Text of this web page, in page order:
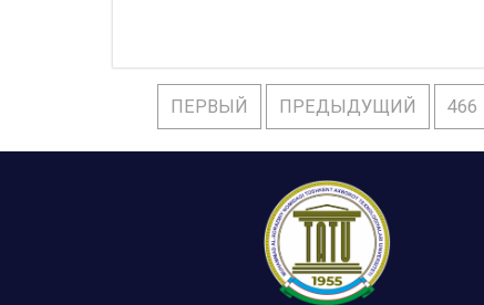
ПЕРВЫЙ ПРЕДЫДУЩИЙ 466